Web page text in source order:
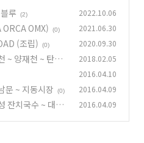
루
(2) 2022.10.06
OMX) (0) 2021.06.30
(조립) (0) 2020.09.30
~ 양재천 ~ 탄천 2018.02.05
2016.04.10
문 ~ 지동시장 (0) 2016.04.09
잔치국수 ~ 대모
2016.04.09